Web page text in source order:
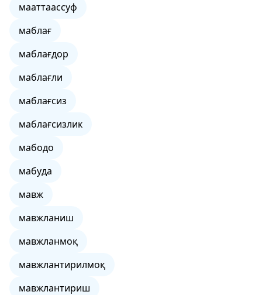
мааттаассуф
маблағ
маблағдор
маблағли
маблағсиз
маблағсизлик
мабодо
мабуда
мавж
мавжланиш
мавжланмоқ
мавжлантирилмоқ
мавжлантириш